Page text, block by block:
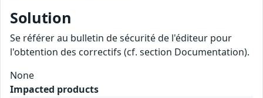
Solution
Se référer au bulletin de sécurité de l'éditeur pour
l'obtention des correctifs (cf. section Documentation).
None
Impacted products